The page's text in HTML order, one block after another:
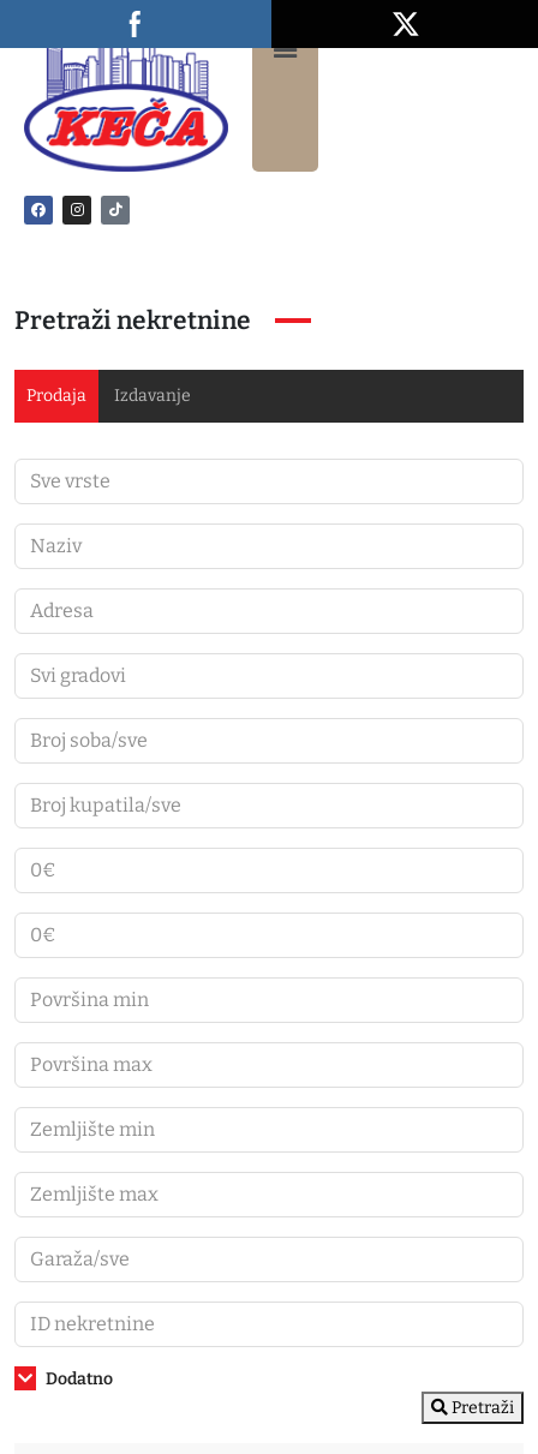
Pretraži nekretnine
Prodaja Izdavanje
Dodatno
Pretraži